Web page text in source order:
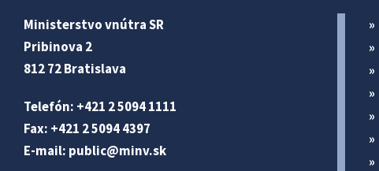
Ministerstvo vnútra SR
Pribinova 2
812 72 Bratislava
Telefón: +421 2 5094 1111
Fax: +421 2 5094 4397
E-mail: public@minv.sk